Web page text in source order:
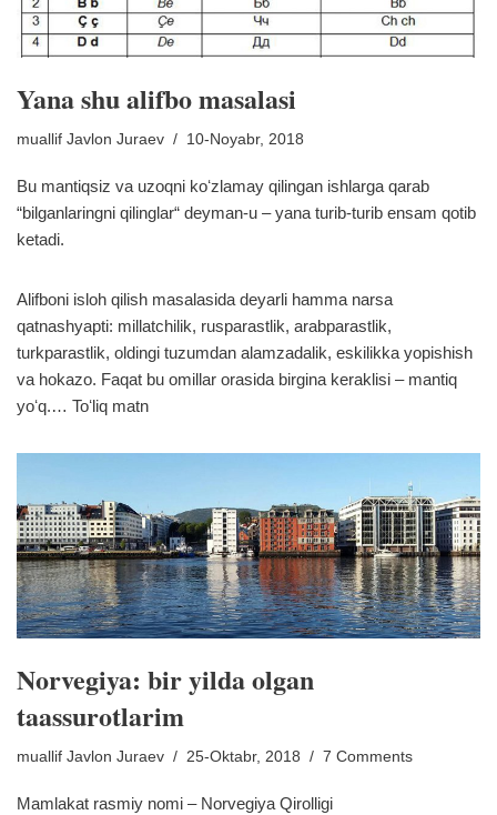
Yana shu alifbo masalasi
muallif Javlon Juraev 10-Noyabr, 2018
Bu mantiqsiz va uzoqni koʻzlamay qilingan ishlarga qarab
“bilganlaringni qilinglar“ deyman-u – yana turib-turib ensam qotib
ketadi.
Alifboni isloh qilish masalasida deyarli hamma narsa
qatnashyapti: millatchilik, rusparastlik, arabparastlik,
turkparastlik, oldingi tuzumdan alamzadalik, eskilikka yopishish
va hokazo. Faqat bu omillar orasida birgina keraklisi – mantiq
yoʻq.… Toʻliq matn
Norvegiya: bir yilda olgan
taassurotlarim
muallif Javlon Juraev 25-Oktabr, 2018 7 Comments
Mamlakat rasmiy nomi – Norvegiya Qirolligi